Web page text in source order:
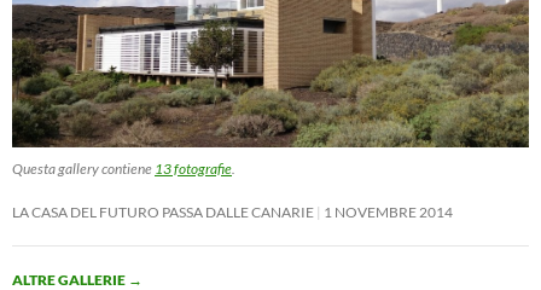
Questa gallery contiene 13 fotografie
LA CASA DEL FUTURO PASSA DALLE CANARIE 1 NOVEMBRE 2014
ALTRE GALLERIE →